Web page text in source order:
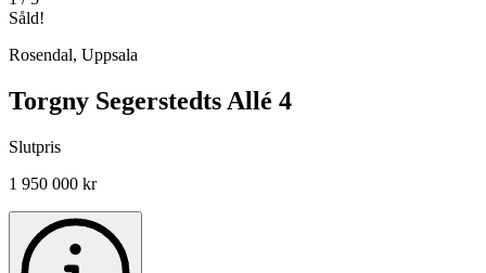
Såld!
Rosendal, Uppsala
Torgny Segerstedts Allé 4
Slutpris
1 950 000 kr